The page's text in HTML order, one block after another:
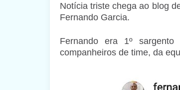
Notícia triste chega ao blog
Fernando Garcia.
Fernando era 1º
companheiros de time, da